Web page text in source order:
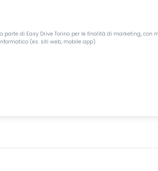
di Easy Drive Torino per le finalità di marketing,
(es. siti web, mobile app).